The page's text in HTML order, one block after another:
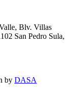
Blv. Villas
San Pedro Sula,
by DASA